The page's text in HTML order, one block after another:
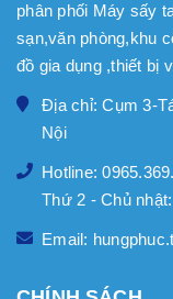
phân phối Máy sấy
sạn,văn phòng,khu
đồ gia dụng ,thiết bị
Địa chỉ: Cụm 3-
Nội
Hotline:
Thứ 2 - Chủ
Email: